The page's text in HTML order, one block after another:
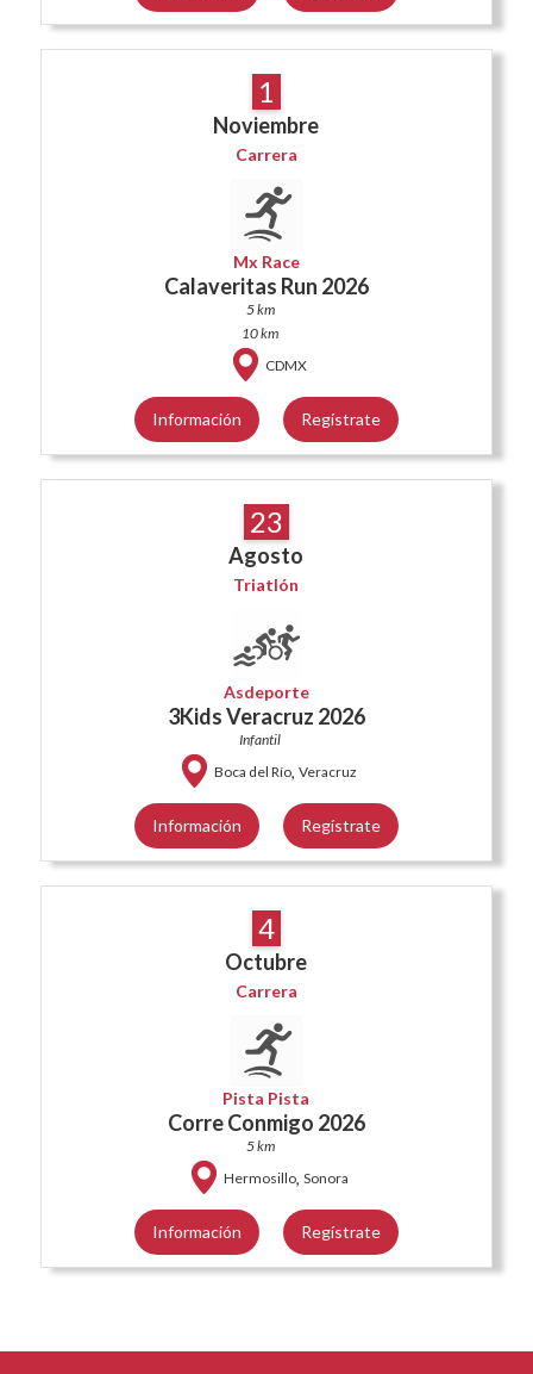
1
Noviembre
Carrera
Mx Race
Calaveritas Run 2026
5 km
10 km
CDMX
Información Regístrate
23
Agosto
Triatlón
Asdeporte
3Kids Veracruz 2026
Infantil
Boca del Río, Veracruz
Información Regístrate
4
Octubre
Carrera
Pista Pista
Corre Conmigo 2026
5 km
Hermosillo, Sonora
Información Regístrate